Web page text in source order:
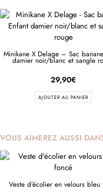
Minikane X Delage – Sac
damier noir/blanc et sangle
29,90€
AJOUTER AU PANIER
VOUS AIMEREZ AUSSI
Veste d’écolier en velours bleu